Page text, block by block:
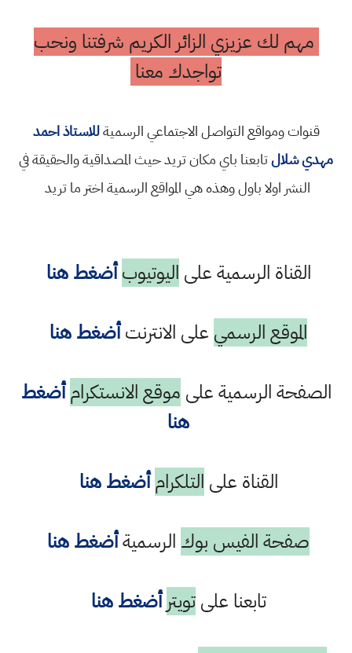
مهم لك عزيزي الزائر الكريم شرفتنا ونحب
تواجدك معنا
قنوات ومواقع التواصل الاجتماعي الرسميةللاستاذ احمد
مهدي شلالتابعنا باي مكان تريد حيث المصداقية والحقيقة في
النشر اولا باول وهذه هي المواقع الرسمية اختر ما تريد
القناة الرسمية على اليوتيوب أضغط هنا
الموقع الرسمي على الانترنتأضغط هنا
الصفحة الرسمية على موقع الانستكرام أضغط
هنا
القناة على التلكرام أضغط هنا
صفحة الفيس بوك الرسميةأضغط هنا
تابعنا علىتويتر أضغط هنا